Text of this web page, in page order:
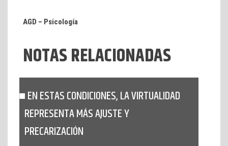
AGD – Psicología
NOTAS RELACIONADAS
EN ESTAS CONDICIONES, LA VIRTUALIDAD
REPRESENTA MÁS AJUSTE Y
PRECARIZACIÓN